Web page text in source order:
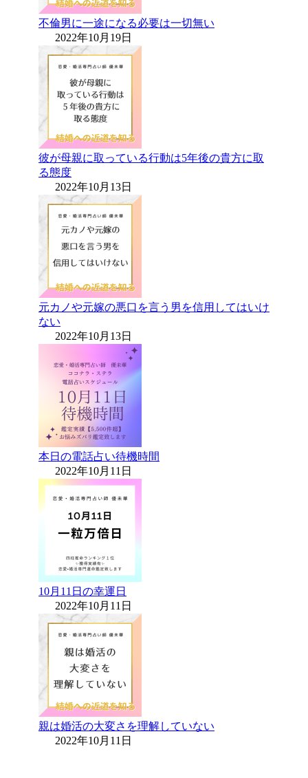
不倫男に一途になる必要は一切無い
2022年10月19日
彼が母親に取っている行動は5年後の貴方に取
る態度
2022年10月13日
元カノや元嫁の悪口を言う男を信用してはいけ
ない
2022年10月13日
本日の電話占い待機時間
2022年10月11日
10月11日の幸運日
2022年10月11日
親は婚活の大変さを理解していない
2022年10月11日